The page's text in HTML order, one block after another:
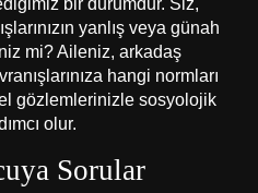
yanlış veya günah
mi? Aileniz, arkadaş
hangi normları
gözlemlerinizle sosyolojik
olur.
Sorular